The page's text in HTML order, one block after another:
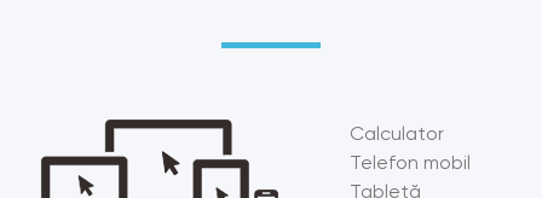
Calculator
Telefon mobil
Tabletă